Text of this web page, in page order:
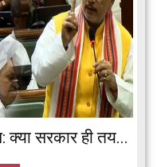
क्या सरकार ही तय...